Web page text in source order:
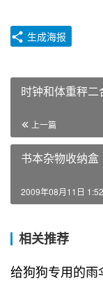
生成海报
时钟和体重秤二
上一篇
书本杂物收纳盒
2009年08月11日
相关推荐
给狗狗专用的雨